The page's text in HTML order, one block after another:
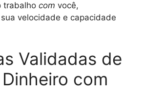
trabalho com você,
velocidade e capacidade
Validadas de
com